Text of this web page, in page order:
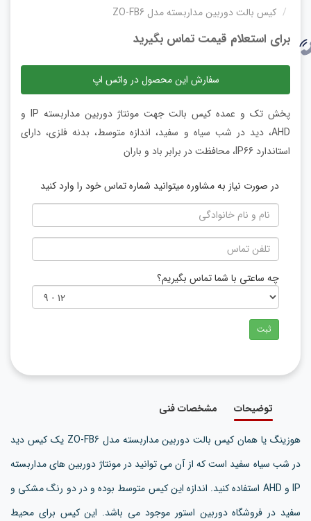
کیس بالت دوربین مداربسته مدل ZO-FB6
برای استعلام قیمت تماس بگیرید
سفارش این محصول در واتس اپ
پخش تک و عمده کیس بالت جهت مونتاژ دوربین مداربسته IP و
AHD، دید در شب سیاه و سفید، اندازه متوسط، بدنه فلزی، دارای
استاندارد IP66، محافظت در برابر باد و باران
در صورت نیاز به مشاوره میتوانید شماره تماس خود را وارد کنید
چه ساعتی با شما تماس بگیریم؟
ثبت
توضیحات مشخصات فنی
هوزینگ یا همان کیس بالت دوربین مداربسته مدل ZO-FB6 یک کیس دید
در شب سیاه سفید است که از آن می توانید در مونتاژ دوربین های مداربسته
IP و AHD استفاده کنید. اندازه این کیس متوسط بوده و در دو رنگ مشکی و
سفید در فروشگاه دوربین استور موجود می باشد. این کیس برای محیط